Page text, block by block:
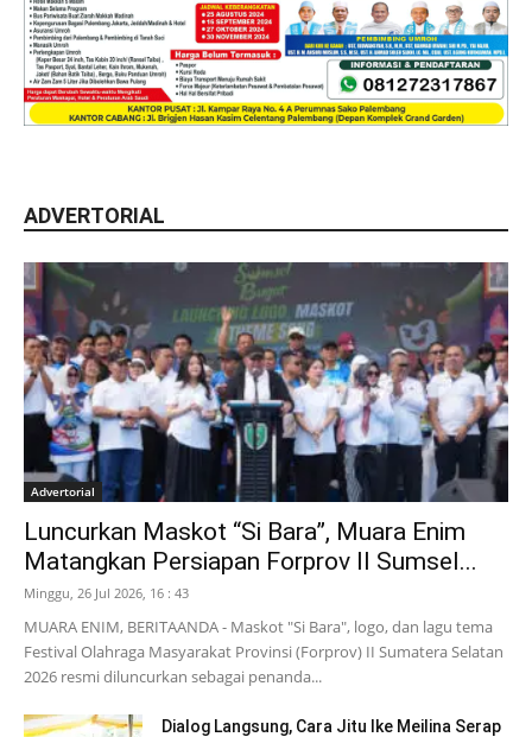
ADVERTORIAL
Advertorial
Luncurkan Maskot “Si Bara”, Muara Enim
Matangkan Persiapan Forprov II Sumsel...
Minggu, 26 Jul 2026, 16 : 43
MUARA ENIM, BERITAANDA - Maskot "Si Bara", logo, dan lagu tema
Festival Olahraga Masyarakat Provinsi (Forprov) II Sumatera Selatan
2026 resmi diluncurkan sebagai penanda...
Dialog Langsung, Cara Jitu Ike Meilina Serap